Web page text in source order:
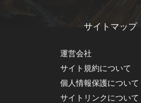
サイトマップ
運営会社
サイト規約について
個人情報保護について
サイトリンクについて